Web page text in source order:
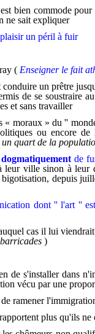
bien commode
ne sait expliquer
plaisir un péril à fuir
( Enseigner le fait
un prêtre
de se soustraire
et sans travailler
moraux » du ''
ou encore
un quart de la
dogmatiquementde
ville sinon à
depuis
dont '' l'art ''
cas il lui
)
s'installer dans
vécu par une
ramener
plus qu'ils ne